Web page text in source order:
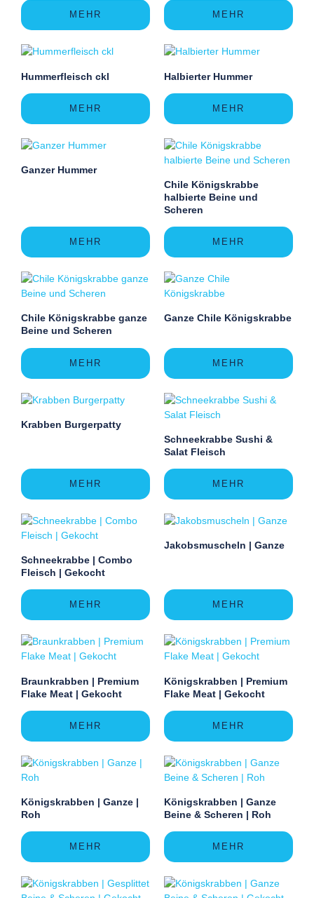
MEHR MEHR
Hummerfleisch ckl
MEHR
Halbierter Hummer
MEHR
Ganzer Hummer
MEHR
Chile Königskrabbe
halbierte Beine und
Scheren
MEHR
Chile Königskrabbe ganze
Beine und Scheren
MEHR
Ganze Chile Königskrabbe
MEHR
Krabben Burgerpatty
MEHR
Schneekrabbe Sushi &
Salat Fleisch
MEHR
Schneekrabbe | Combo
Fleisch | Gekocht
MEHR
Jakobsmuscheln | Ganze
MEHR
Braunkrabben | Premium
Flake Meat | Gekocht
MEHR
Königskrabben | Premium
Flake Meat | Gekocht
MEHR
Königskrabben | Ganze |
Roh
MEHR
Königskrabben | Ganze
Beine & Scheren | Roh
MEHR